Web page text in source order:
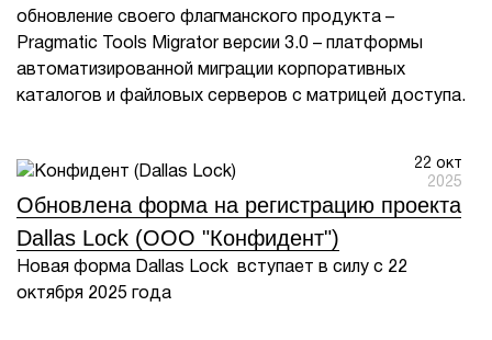
обновление своего флагманского продукта –
Pragmatic Tools Migrator версии 3.0 – платформы
автоматизированной миграции корпоративных
каталогов и файловых серверов с матрицей доступа.
22 окт
2025
Обновлена форма на регистрацию проекта
Dallas Lock (ООО "Конфидент")
Новая форма Dallas Lock вступает в силу с 22
октября 2025 года